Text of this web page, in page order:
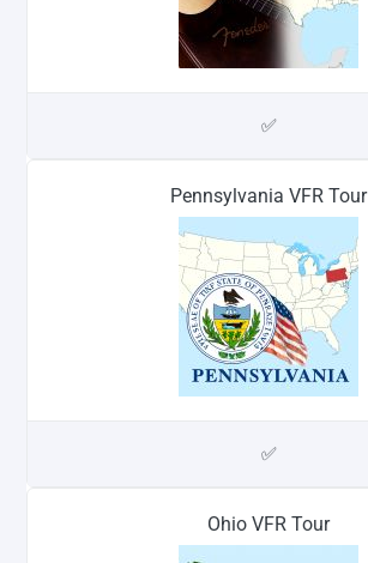
✅
Pennsylvania VFR Tour
✅
Ohio VFR Tour